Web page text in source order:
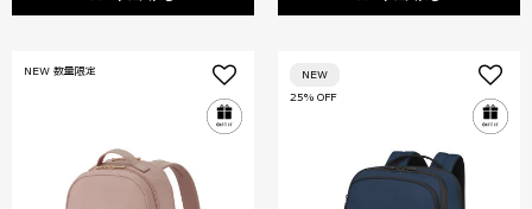
NEW 数量限定
25% OFF
NEW